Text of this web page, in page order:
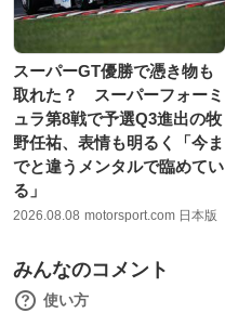
スーパーGT優勝で憑き物も
取れた？ スーパーフォーミ
ュラ第8戦で予選Q3進出の牧
野任祐、表情も明るく「今ま
でと違うメンタルで臨めてい
る」
2026.08.08 motorsport.com 日本版
みんなのコメント
使い方